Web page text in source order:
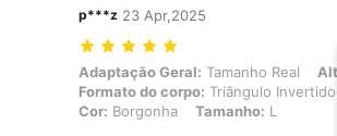
p***z 23 Apr,2025
Adaptação Geral: Tamanho Real, Altura:
Adaptação Geral: Tamanho Real
Formato do corpo: Triângulo Invertido
Cor: Borgonha Tamanho: L